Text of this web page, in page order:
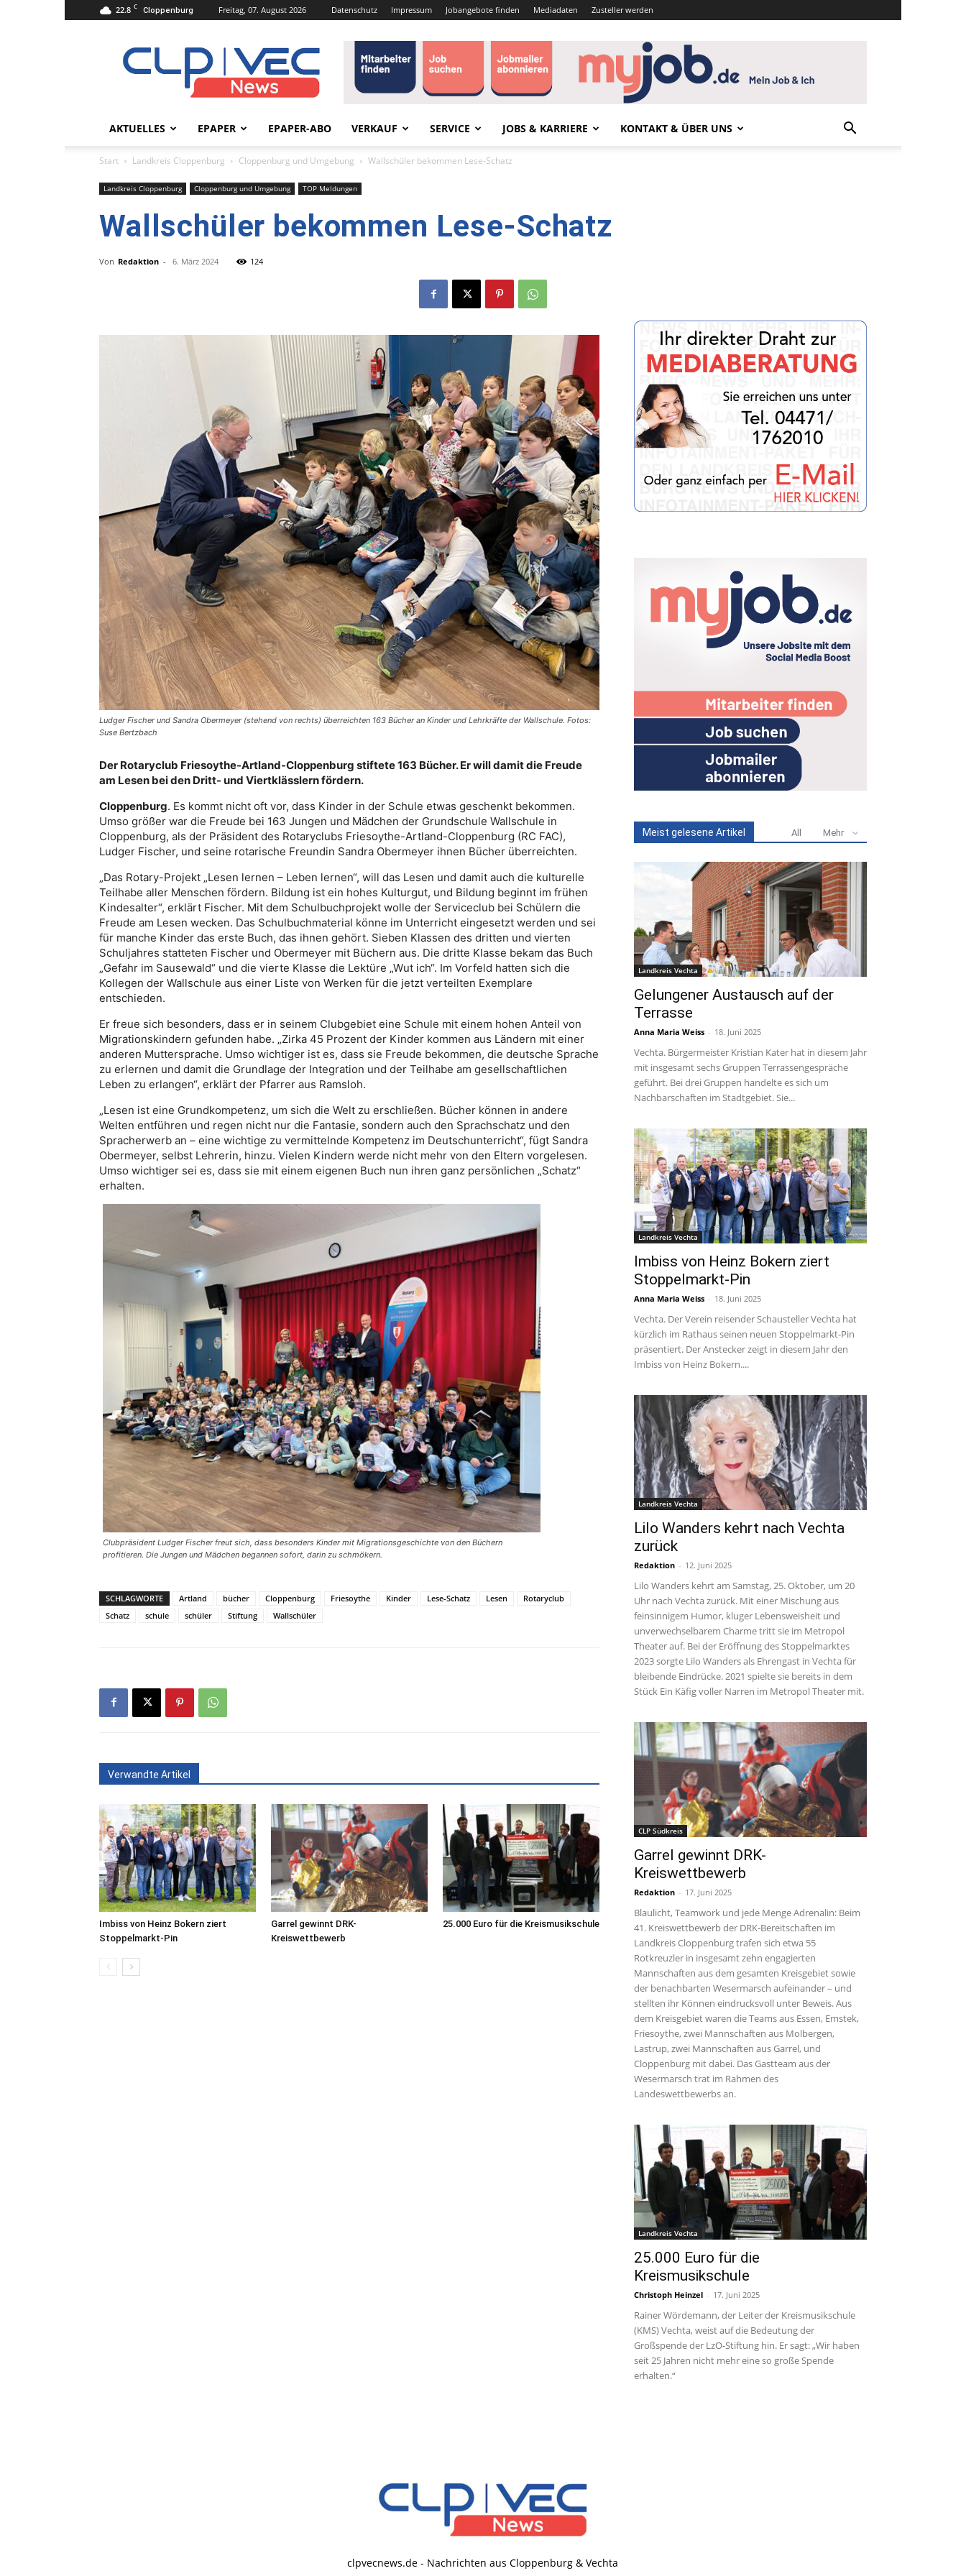
22.8 C Cloppenburg Freitag, 07. August 2026 Datenschutz Impressum Jobangebote finden Mediadaten Zusteller werden
clpvecnews.de
AKTUELLES EPAPER EPAPER-ABO VERKAUF SERVICE JOBS & KARRIERE KONTAKT & ÜBER UNS
Start Landkreis Cloppenburg Cloppenburg und Umgebung Wallschüler bekommen Lese-Schatz
Landkreis Cloppenburg Cloppenburg und Umgebung TOP Meldungen
Wallschüler bekommen Lese-Schatz
Von Redaktion - 6. März 2024 124
Ludger Fischer und Sandra Obermeyer (stehend von rechts) überreichten 163 Bücher an Kinder und Lehrkräfte der Wallschule. Fotos:
Suse Bertzbach
Der Rotaryclub Friesoythe-Artland-Cloppenburg stiftete 163 Bücher. Er will damit die Freude
am Lesen bei den Dritt- und Viertklässlern fördern.
Cloppenburg. Es kommt nicht oft vor, dass Kinder in der Schule etwas geschenkt bekommen.
Umso größer war die Freude bei 163 Jungen und Mädchen der Grundschule Wallschule in
Cloppenburg, als der Präsident des Rotaryclubs Friesoythe-Artland-Cloppenburg (RC FAC),
Ludger Fischer, und seine rotarische Freundin Sandra Obermeyer ihnen Bücher überreichten.
„Das Rotary-Projekt „Lesen lernen – Leben lernen“, will das Lesen und damit auch die kulturelle
Teilhabe aller Menschen fördern. Bildung ist ein hohes Kulturgut, und Bildung beginnt im frühen
Kindesalter“, erklärt Fischer. Mit dem Schulbuchprojekt wolle der Serviceclub bei Schülern die
Freude am Lesen wecken. Das Schulbuchmaterial könne im Unterricht eingesetzt werden und sei
für manche Kinder das erste Buch, das ihnen gehört. Sieben Klassen des dritten und vierten
Schuljahres statteten Fischer und Obermeyer mit Büchern aus. Die dritte Klasse bekam das Buch
„Gefahr im Sausewald“ und die vierte Klasse die Lektüre „Wut ich“. Im Vorfeld hatten sich die
Kollegen der Wallschule aus einer Liste von Werken für die jetzt verteilten Exemplare
entschieden.
Er freue sich besonders, dass er in seinem Clubgebiet eine Schule mit einem hohen Anteil von
Migrationskindern gefunden habe. „Zirka 45 Prozent der Kinder kommen aus Ländern mit einer
anderen Muttersprache. Umso wichtiger ist es, dass sie Freude bekommen, die deutsche Sprache
zu erlernen und damit die Grundlage der Integration und der Teilhabe am gesellschaftlichen
Leben zu erlangen“, erklärt der Pfarrer aus Ramsloh.
„Lesen ist eine Grundkompetenz, um sich die Welt zu erschließen. Bücher können in andere
Welten entführen und regen nicht nur die Fantasie, sondern auch den Sprachschatz und den
Spracherwerb an – eine wichtige zu vermittelnde Kompetenz im Deutschunterricht“, fügt Sandra
Obermeyer, selbst Lehrerin, hinzu. Vielen Kindern werde nicht mehr von den Eltern vorgelesen.
Umso wichtiger sei es, dass sie mit einem eigenen Buch nun ihren ganz persönlichen „Schatz“
erhalten.
Clubpräsident Ludger Fischer freut sich, dass besonders Kinder mit Migrationsgeschichte von den Büchern
profitieren. Die Jungen und Mädchen begannen sofort, darin zu schmökern.
SCHLAGWORTE Artland bücher Cloppenburg Friesoythe Kinder Lese-Schatz Lesen
Rotaryclub
Schatz
schule schüler Stiftung Wallschüler
Verwandte Artikel
Imbiss von Heinz Bokern ziert
Stoppelmarkt-Pin
Garrel gewinnt DRK-
Kreiswettbewerb
25.000 Euro für die Kreismusikschule
Meist gelesene Artikel All Mehr
Landkreis Vechta
Gelungener Austausch auf der
Terrasse
Anna Maria Weiss - 18. Juni 2025
Vechta. Bürgermeister Kristian Kater hat in diesem Jahr
mit insgesamt sechs Gruppen Terrassengespräche
geführt. Bei drei Gruppen handelte es sich um
Nachbarschaften im Stadtgebiet. Sie...
Landkreis Vechta
Imbiss von Heinz Bokern ziert
Stoppelmarkt-Pin
Anna Maria Weiss - 18. Juni 2025
Vechta. Der Verein reisender Schausteller Vechta hat
kürzlich im Rathaus seinen neuen Stoppelmarkt-Pin
präsentiert. Der Anstecker zeigt in diesem Jahr den
Imbiss von Heinz Bokern....
Landkreis Vechta
Lilo Wanders kehrt nach Vechta
zurück
Redaktion - 12. Juni 2025
Lilo Wanders kehrt am Samstag, 25. Oktober, um 20
Uhr nach Vechta zurück. Mit einer Mischung aus
feinsinnigem Humor, kluger Lebensweisheit und
unverwechselbarem Charme tritt sie im Metropol
Theater auf. Bei der Eröffnung des Stoppelmarktes
2023 sorgte Lilo Wanders als Ehrengast in Vechta für
bleibende Eindrücke. 2021 spielte sie bereits in dem
Stück Ein Käfig voller Narren im Metropol Theater mit.
CLP Südkreis
Garrel gewinnt DRK-
Kreiswettbewerb
Redaktion - 17. Juni 2025
Blaulicht, Teamwork und jede Menge Adrenalin: Beim
41. Kreiswettbewerb der DRK-Bereitschaften im
Landkreis Cloppenburg trafen sich etwa 55
Rotkreuzler in insgesamt zehn engagierten
Mannschaften aus dem gesamten Kreisgebiet sowie
der benachbarten Wesermarsch aufeinander – und
stellten ihr Können eindrucksvoll unter Beweis. Aus
dem Kreisgebiet waren die Teams aus Essen, Emstek,
Friesoythe, zwei Mannschaften aus Molbergen,
Lastrup, zwei Mannschaften aus Garrel, und
Cloppenburg mit dabei. Das Gastteam aus der
Wesermarsch trat im Rahmen des
Landeswettbewerbs an.
Landkreis Vechta
25.000 Euro für die
Kreismusikschule
Christoph Heinzel - 17. Juni 2025
Rainer Wördemann, der Leiter der Kreismusikschule
(KMS) Vechta, weist auf die Bedeutung der
Großspende der LzO-Stiftung hin. Er sagt: „Wir haben
seit 25 Jahren nicht mehr eine so große Spende
erhalten.“
clpvecnews.de - Nachrichten aus Cloppenburg & Vechta